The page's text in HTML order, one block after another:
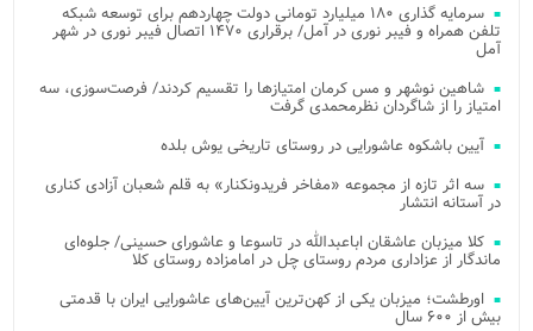
سرمایه گذاری ۱۸۰ میلیارد تومانی دولت چهاردهم برای توسعه شبکه
تلفن همراه و فیبر نوری در آمل/ برقراری ۱۴۷۰ اتصال فیبر نوری در شهر
آمل
شاهین نوشهر و مس کرمان امتیازها را تقسیم کردند/ فرصت‌سوزی، سه
امتیاز را از شاگردان نظرمحمدی گرفت
آیین باشکوه عاشورایی در روستای تاریخی یوش بلده
سه اثر تازه از مجموعه «مفاخر فریدونکنار» به قلم شعبان آزادی کناری
در آستانه انتشار
کلا میزبان عاشقان اباعبدالله در تاسوعا و عاشورای حسینی/ جلوه‌ای
ماندگار از عزاداری مردم روستای چل در امامزاده روستای کلا
اورطشت؛ میزبان یکی از کهن‌ترین آیین‌های عاشورایی ایران با قدمتی
بیش از ۶۰۰ سال